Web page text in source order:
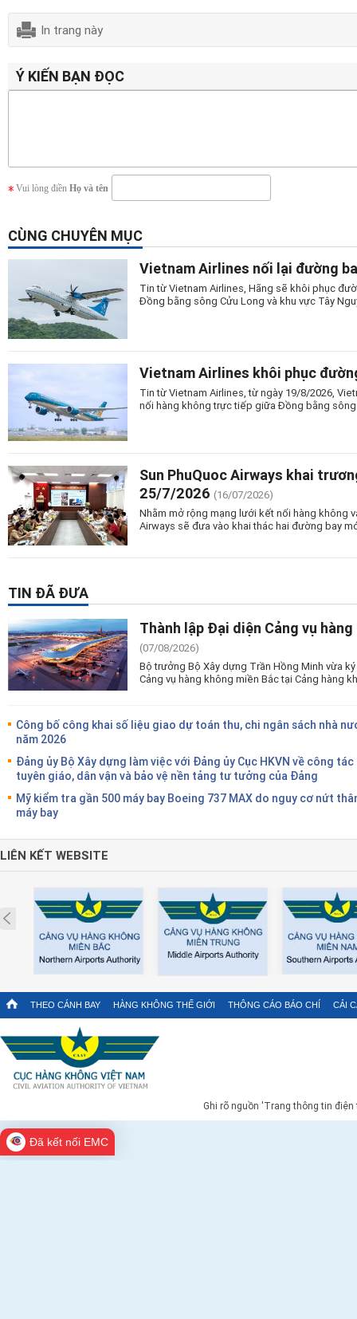
In trang này
Ý KIẾN BẠN ĐỌC
Vui lòng điền Họ và tên
CÙNG CHUYÊN MỤC
Vietnam Airlines nối lại đường
Tin từ Vietnam Airlines, Hãng sẽ khôi phục
Đồng bằng sông Cửu Long và khu vực Tây
Vietnam Airlines khôi phục
Tin từ Vietnam Airlines, từ ngày 19/8/2026,
nối hàng không trực tiếp giữa Đồng bằng
Sun PhuQuoc Airways khai
25/7/2026 (16/07/2026)
Nhằm mở rộng mạng lưới kết nối hàng không
Airways sẽ đưa vào khai thác hai đường bay
TIN ĐÃ ĐƯA
Thành lập Đại diện Cảng vụ
(07/08/2026)
Bộ trưởng Bộ Xây dựng Trần Hồng Minh vừa
Cảng vụ hàng không miền Bắc tại Cảng hàng
Công bố công khai số liệu giao dự toán thu, chi ngân sách nhà
năm 2026
Đảng ủy Bộ Xây dựng làm việc với Đảng ủy Cục HKVN về công tác
tuyên giáo, dân vận và bảo vệ nền tảng tư tưởng của Đảng
Mỹ kiểm tra gần 500 máy bay Boeing 737 MAX do nguy cơ nứt
máy bay
LIÊN KẾT WEBSITE
Prev
THEO CÁNH BAY HÀNG KHÔNG THẾ GIỚI THÔNG CÁO BÁO CHÍ CẢI
Ghi rõ nguồn 'Trang thông tin
Đã kết nối EMC